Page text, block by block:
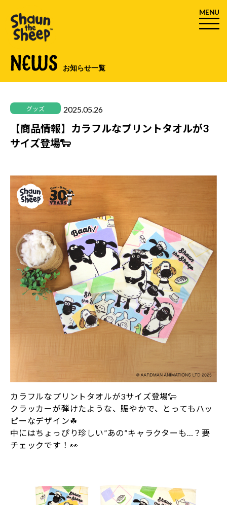
MENU
NEWS お知らせ一覧
グッズ 2025.05.26
【商品情報】カラフルなプリントタオルが3
サイズ登場🐑
カラフルなプリントタオルが3サイズ登場🐑
クラッカーが弾けたような、賑やかで、とってもハッ
ピーなデザイン☘
中にはちょっぴり珍しい”あの”キャラクターも…？要
チェックです！👀